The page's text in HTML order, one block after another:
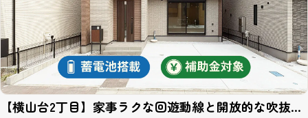
２、法令の規定に基づく、裁判所等の命令・請求によるとき。
３、警察等の捜査協力のため。
４、当サイトに個人情報の収集にあたり掲示された規約等により、
特段の定めがあるとき。
第三者とのリンク
当サイトの第三者とのリンクにおいて、リンク先サイト内において
【横山台2丁目】家事ラクな回遊動線と開放的な吹抜け